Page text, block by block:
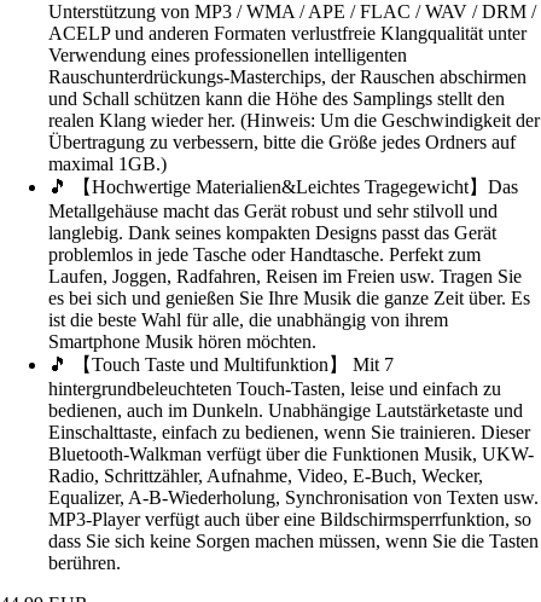
Unterstützung von MP3 / WMA / APE / FLAC / WAV / DRM /
ACELP und anderen Formaten verlustfreie Klangqualität unter
Verwendung eines professionellen intelligenten
Rauschunterdrückungs-Masterchips, der Rauschen abschirmen
und Schall schützen kann die Höhe des Samplings stellt den
realen Klang wieder her. (Hinweis: Um die Geschwindigkeit der
Übertragung zu verbessern, bitte die Größe jedes Ordners auf
maximal 1GB.)
🎵 【Hochwertige Materialien&Leichtes Tragegewicht】Das
Metallgehäuse macht das Gerät robust und sehr stilvoll und
langlebig. Dank seines kompakten Designs passt das Gerät
problemlos in jede Tasche oder Handtasche. Perfekt zum
Laufen, Joggen, Radfahren, Reisen im Freien usw. Tragen Sie
es bei sich und genießen Sie Ihre Musik die ganze Zeit über. Es
ist die beste Wahl für alle, die unabhängig von ihrem
Smartphone Musik hören möchten.
🎵 【Touch Taste und Multifunktion】 Mit 7
hintergrundbeleuchteten Touch-Tasten, leise und einfach zu
bedienen, auch im Dunkeln. Unabhängige Lautstärketaste und
Einschalttaste, einfach zu bedienen, wenn Sie trainieren. Dieser
Bluetooth-Walkman verfügt über die Funktionen Musik, UKW-
Radio, Schrittzähler, Aufnahme, Video, E-Buch, Wecker,
Equalizer, A-B-Wiederholung, Synchronisation von Texten usw.
MP3-Player verfügt auch über eine Bildschirmsperrfunktion, so
dass Sie sich keine Sorgen machen müssen, wenn Sie die Tasten
berühren.